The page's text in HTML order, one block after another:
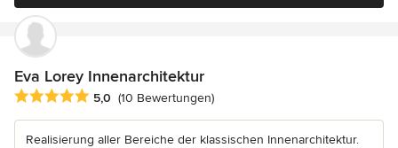
Eva Lorey Innenarchitektur
Durchschnittliche Bewertung: 5 von 5 Sternen
5,0 (10 Bewertungen)
Realisierung aller Bereiche der klassischen Innenarchitektur.